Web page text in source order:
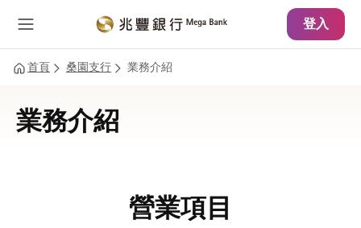
登入
首頁 桑園支行 業務介紹
業務介紹
營業項目